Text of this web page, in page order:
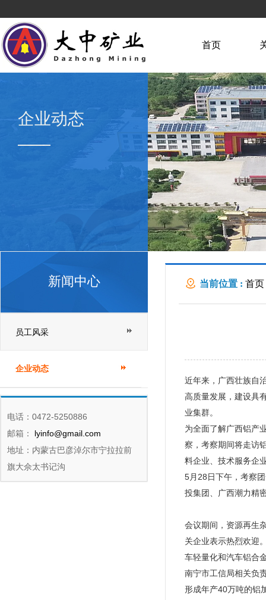
首页
企业动态
新闻中心
员工风采
企业动态
电话：0472-5250886
邮箱：
lyinfo@gmail.com
地址：内蒙古巴彦淖尔市宁拉拉前
旗大佘太书记沟
当前位置 : 首页
近年来，广西壮族自
高质量发展，建设具
业集群。
为全面了解广西铝产
察，考察期间将走访
料企业、技术服务企
5月28日下午，考察
投集团、广西潮力精
会议期间，资源再生
关企业表示热烈欢迎
车轻量化和汽车铝合
南宁市工信局相关负
形成年产40万吨的铝